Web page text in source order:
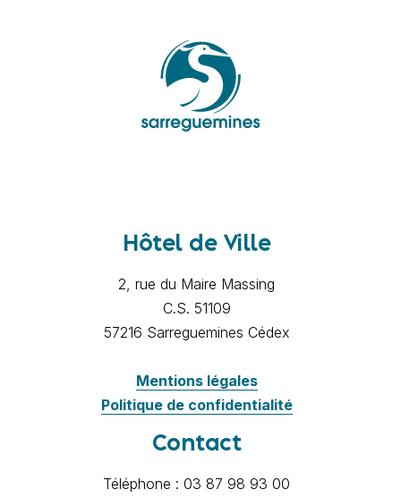
Hôtel de Ville
2, rue du Maire Massing
C.S. 51109
57216 Sarreguemines Cédex
Mentions légales
Politique de confidentialité
Contact
Téléphone : 03 87 98 93 00